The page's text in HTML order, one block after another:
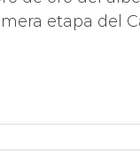
etapa del